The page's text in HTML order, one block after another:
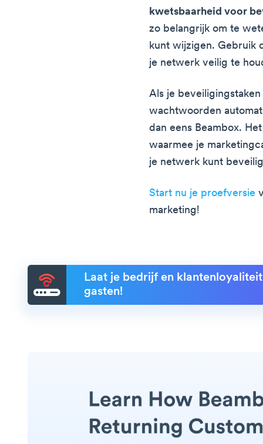
kwetsbaarheid voor
zo belangrijk om te
kunt wijzigen. Gebruik
je netwerk veilig te
Als je
wachtwoorden
dan eens Beambox.
waarmee je
je netwerk kunt
Start nu je proefversie
marketing!
Laat je bedrijf en
gasten!